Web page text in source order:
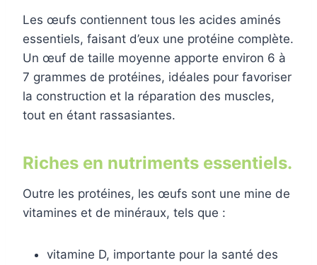
Les œufs contiennent tous les acides aminés
essentiels, faisant d’eux une protéine complète.
Un œuf de taille moyenne apporte environ 6 à
7 grammes de protéines, idéales pour favoriser
la construction et la réparation des muscles,
tout en étant rassasiantes.
Riches en nutriments essentiels.
Outre les protéines, les œufs sont une mine de
vitamines et de minéraux, tels que :
vitamine D, importante pour la santé des